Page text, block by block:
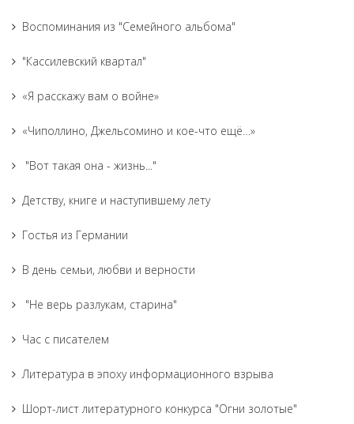
Воспоминания из "Семейного альбома"
"Кассилевский квартал"
«Я расскажу вам о войне»
«Чиполлино, Джельсомино и кое-что ещё…»
"Вот такая она - жизнь..."
Детству, книге и наступившему лету
Гостья из Германии
В день семьи, любви и верности
"Не верь разлукам, старина"
Час с писателем
Литература в эпоху информационного взрыва
Шорт-лист литературного конкурса "Огни золотые"